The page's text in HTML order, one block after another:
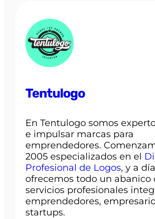
Tentulogo
En Tentulogo somos
e impulsar marcas para
emprendedores.
2005 especializados en el
Profesional de Logos, y a
ofrecemos todo un abanico
servicios profesionales
emprendedores,
startups.